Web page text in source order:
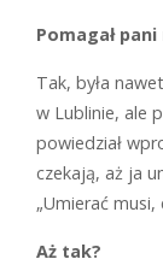
Pomagał
Tak, była
w Lublinie, ale
powiedział
czekają, aż ja
„Umierać musi,
Aż tak?